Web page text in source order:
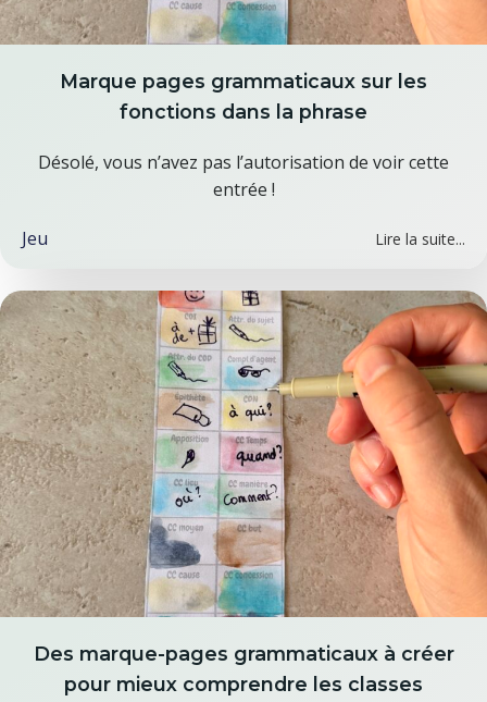
Marque pages grammaticaux sur les
fonctions dans la phrase
Désolé, vous n’avez pas l’autorisation de voir cette
entrée !
Jeu Lire la suite...
Des marque-pages grammaticaux à créer
pour mieux comprendre les classes